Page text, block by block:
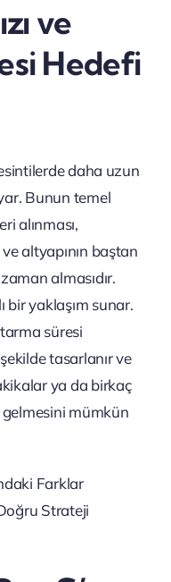
ve
Hedefi
daha uzun
Bunun temel
alınması,
altyapının baştan
almasıdır.
bir yaklaşım sunar.
süresi
tasarlanır ve
ya da birkaç
gelmesini mümkün